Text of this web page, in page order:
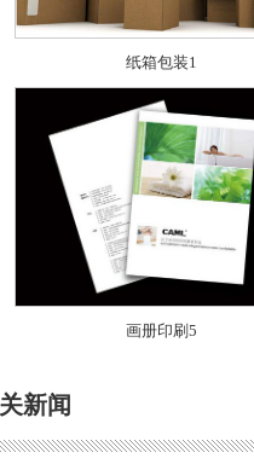
纸箱包装1
画册印刷5
新闻